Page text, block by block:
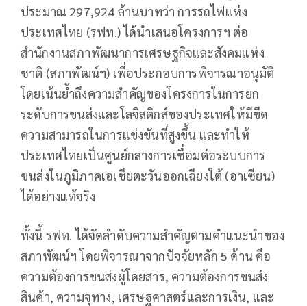
ประมาณ 297,924 ล้านบาทว่า การรถไฟแห่ง
ประเทศไทย (รฟท.) ได้นำเสนอโครงการฯ ต่อ
สำนักงานสภาพัฒนาการเศรษฐกิจและสังคมแห่ง
ชาติ (สภาพัฒน์ฯ) เพื่อประกอบการพิจารณาอนุมัติ
โดยเน้นย้ำถึงความสำคัญของโครงการในการยก
ระดับการขนส่งและโลจิสติกส์ของประเทศให้มีขีด
ความสามารถในการแข่งขันที่สูงขึ้น และทำให้
ประเทศไทยเป็นศูนย์กลางการเชื่อมต่อระบบการ
ขนส่งในภูมิภาคเอเชียตะวันออกเฉียงใต้ (อาเซียน)
ได้อย่างแท้จริง
ทั้งนี้ รฟท. ได้จัดลำดับความสำคัญตามคำแนะนำของ
สภาพัฒน์ฯ โดยพิจารณาจากปัจจัยหลัก 5 ด้าน คือ
ความต้องการขนส่งผู้โดยสาร, ความต้องการขนส่ง
สินค้า, ความจุทาง, เศรษฐศาสตร์และการเงิน, และ